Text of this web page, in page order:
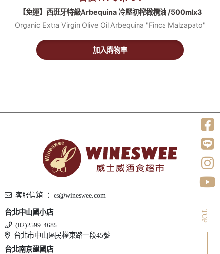
【免運】西班牙特級Arbequina 冷壓初榨橄欖油 /500mlx3
Organic Extra Virgin Olive Oil Arbequina "Finca Malzapato"
加入購物車
TOP
客服信箱 ： cs@wineswee.com
台北中山國小店
(02)2599-4685
台北市中山區民權東路一段45號
台北南京建國店